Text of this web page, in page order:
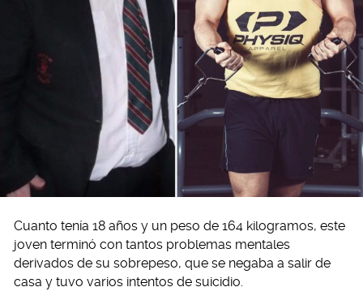
Cuanto tenía 18 años y un peso de 164 kilogramos, este
joven terminó con tantos problemas mentales
derivados de su sobrepeso, que se negaba a salir de
casa y tuvo varios intentos de suicidio.